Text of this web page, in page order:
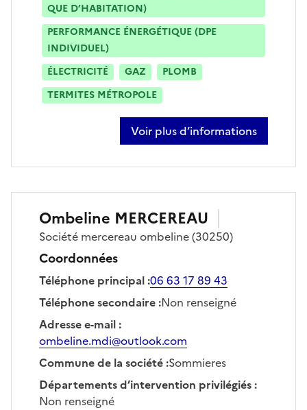
QUE D’HABITATION)
PERFORMANCE ÉNERGÉTIQUE (DPE
INDIVIDUEL)
ÉLECTRICITÉ
GAZ
PLOMB
TERMITES MÉTROPOLE
Voir plus d’informations
sur jimmy jaen
Ombeline MERCEREAU
Société mercereau ombeline(30250)
Coordonnées
Téléphone principal:06 63 17 89 43
Téléphone secondaire:Non renseigné
Adresse e-mail:
ombeline.mdi@outlook.com
Commune de la société:Sommieres
Départements d’intervention privilégiés:
Non renseigné